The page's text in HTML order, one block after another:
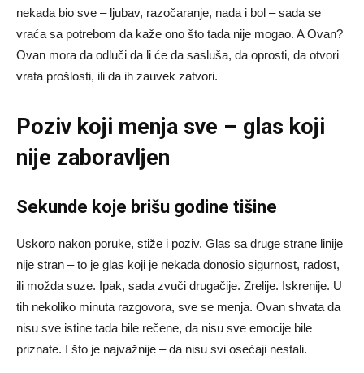
nekada bio sve – ljubav, razočaranje, nada i bol – sada se
vraća sa potrebom da kaže ono što tada nije mogao. A Ovan?
Ovan mora da odluči da li će da sasluša, da oprosti, da otvori
vrata prošlosti, ili da ih zauvek zatvori.
Poziv koji menja sve – glas koji
nije zaboravljen
Sekunde koje brišu godine tišine
Uskoro nakon poruke, stiže i poziv. Glas sa druge strane linije
nije stran – to je glas koji je nekada donosio sigurnost, radost,
ili možda suze. Ipak, sada zvuči drugačije. Zrelije. Iskrenije. U
tih nekoliko minuta razgovora, sve se menja. Ovan shvata da
nisu sve istine tada bile rečene, da nisu sve emocije bile
priznate. I što je najvažnije – da nisu svi osećaji nestali.